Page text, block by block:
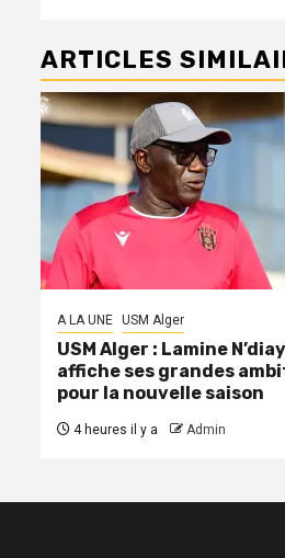
ARTICLES
A LA UNE USM Alger
USM Alger : Lamine
affiche ses grandes
pour la nouvelle saison
4 heures il y a Admin